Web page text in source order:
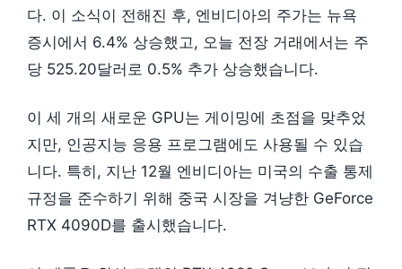
다. 이 소식이 전해진 후, 엔비디아의 주가는 뉴욕
증시에서 6.4% 상승했고, 오늘 전장 거래에서는 주
당 525.20달러로 0.5% 추가 상승했습니다.
이 세 개의 새로운 GPU는 게이밍에 초점을 맞추었
지만, 인공지능 응용 프로그램에도 사용될 수 있습
니다. 특히, 지난 12월 엔비디아는 미국의 수출 통제
규정을 준수하기 위해 중국 시장을 겨냥한 GeForce
RTX 4090D를 출시했습니다.